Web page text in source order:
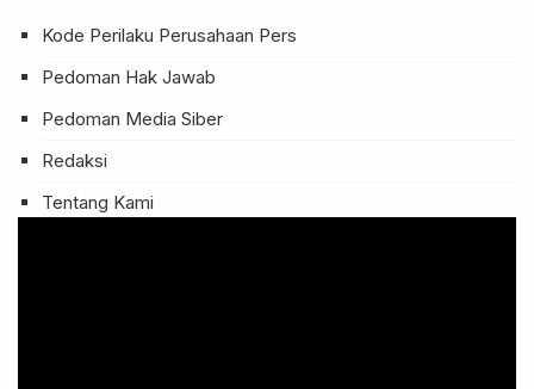
Kode Perilaku Perusahaan Pers
Pedoman Hak Jawab
Pedoman Media Siber
Redaksi
Tentang Kami